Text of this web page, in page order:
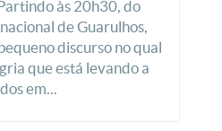
às 20h30, do
de Guarulhos,
discurso no qual
que está levando a
em...